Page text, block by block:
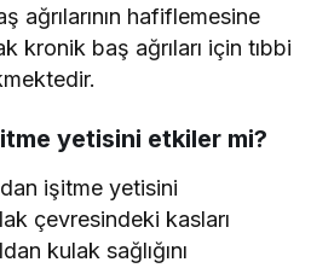
ağrılarının hafiflemesine
kronik baş ağrıları için tıbbi
yetisini etkiler mi?
işitme yetisini
çevresindeki kasları
kulak sağlığını